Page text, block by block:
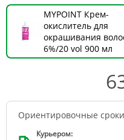
MYPOINT Крем-
окислитель для
окрашивания
6%/20 vol 900 мл
Ориентировочные
Курьером: